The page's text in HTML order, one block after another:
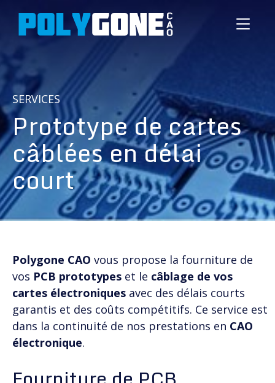
Toggle
SERVICES
Prototype de cartes
câblées en délai
court
Polygone CAO vous propose la fourniture de
vos PCB prototypes et le câblage de vos
cartes électroniques avec des délais courts
garantis et des coûts compétitifs. Ce service est
dans la continuité de nos prestations en CAO
électronique.